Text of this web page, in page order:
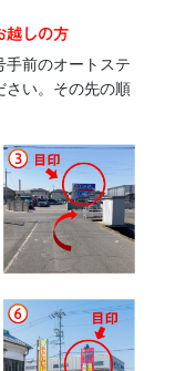
越しの方
前のオートステ
さい。その先の順